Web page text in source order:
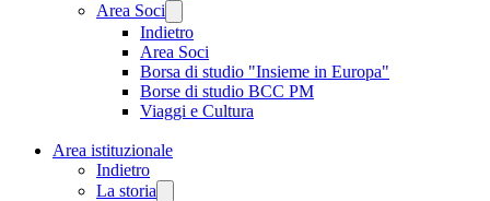
Area Soci
Indietro
Area Soci
Borsa di studio "Insieme in Europa"
Borse di studio BCC PM
Viaggi e Cultura
Area istituzionale
Indietro
La storia